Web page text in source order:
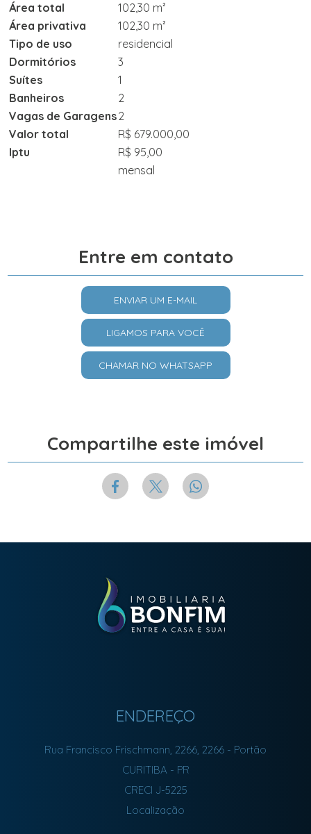
Área total
102,30 m²
Área privativa
102,30 m²
Tipo de uso
residencial
Dormitórios
3
Suítes
1
Banheiros
2
Vagas de Garagens2
Valor total
R$ 679.000,00
Iptu
R$ 95,00
mensal
Entre em contato
ENVIAR UM E-MAIL
LIGAMOS PARA VOCÊ
CHAMAR NO WHATSAPP
Compartilhe este imóvel
ENDEREÇO
Rua Francisco Frischmann, 2266, 2266 - Portão
CURITIBA - PR
CRECI J-5225
Localização